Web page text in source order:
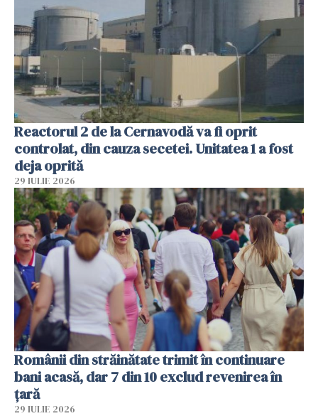
Reactorul 2 de la Cernavodă va fi oprit
controlat, din cauza secetei. Unitatea 1 a fost
deja oprită
29 IULIE 2026
Românii din străinătate trimit în continuare
bani acasă, dar 7 din 10 exclud revenirea în
țară
29 IULIE 2026